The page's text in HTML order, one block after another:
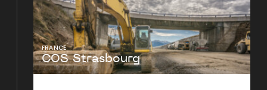
FRANCE
COS Strasbourg